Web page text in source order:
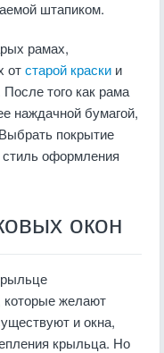
штапиком.
рамах,
отстарой краски и
того как рама
наждачной бумагой,
покрытие
стиль оформления
окон
желают
и окна,
крыльца. Но